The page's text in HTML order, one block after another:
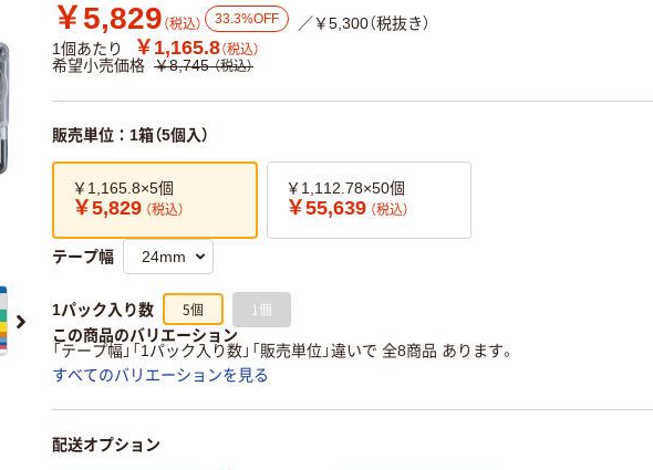
￥5,829 （税込） 33.3%OFF
／￥5,300（税抜き）
1個あたり
￥1,165.8（税込）
希望小売価格 ￥8,745 （税込）
販売単位：1箱（5個入）
￥1,165.8×5個
￥5,829 （税込）
￥1,112.78×50個
￥55,639 （税込）
テープ幅
1パック入り数 5個 1個
この商品のバリエーション
「テープ幅」「1パック入り数」「販売単位」違いで 全8商品 あります。
すべてのバリエーションを見る
配送オプション